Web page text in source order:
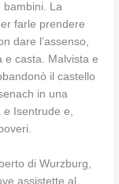
bambini. La
farle prendere
dare l’assenso,
e casta. Malvista e
il castello
in una
e Isentrude e,
di Wurzburg,
assistette al